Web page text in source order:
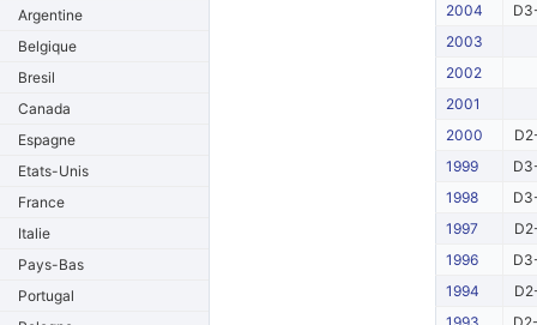
Argentine
Belgique
Bresil
Canada
Espagne
Etats-Unis
France
Italie
Pays-Bas
Portugal
2004
2003
2002
2001
2000
1999
1998
1997
1996
1994